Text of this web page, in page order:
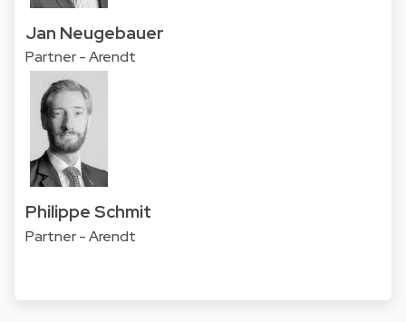
Jan Neugebauer
Partner - Arendt
Philippe Schmit
Partner - Arendt